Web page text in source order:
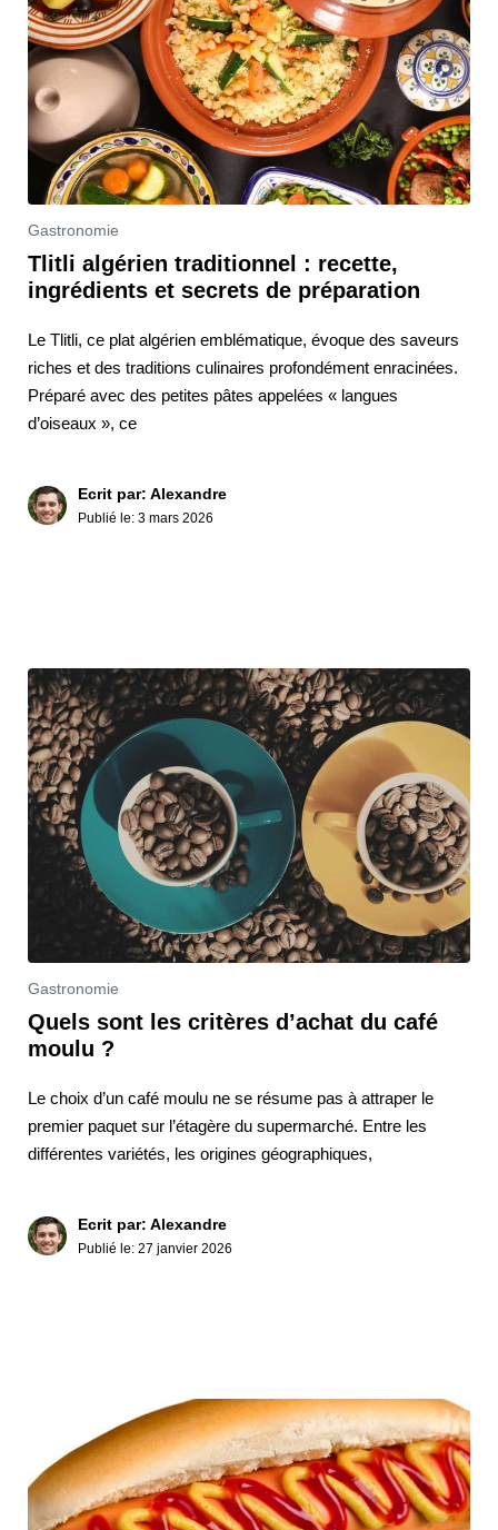
Gastronomie
Tlitli algérien traditionnel : recette,
ingrédients et secrets de préparation
Le Tlitli, ce plat algérien emblématique, évoque des saveurs
riches et des traditions culinaires profondément enracinées.
Préparé avec des petites pâtes appelées « langues
d’oiseaux », ce
Ecrit par: Alexandre
Publié le: 3 mars 2026
Gastronomie
Quels sont les critères d’achat du café
moulu ?
Le choix d’un café moulu ne se résume pas à attraper le
premier paquet sur l’étagère du supermarché. Entre les
différentes variétés, les origines géographiques,
Ecrit par: Alexandre
Publié le: 27 janvier 2026